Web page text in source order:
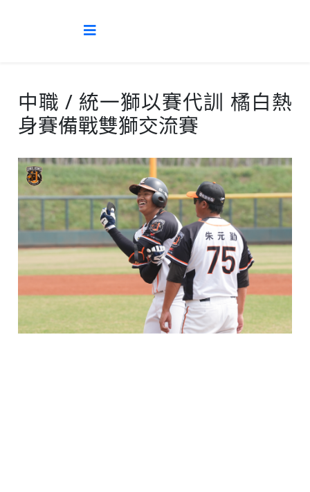
中職 / 統一獅以賽代訓 橘白熱
身賽備戰雙獅交流賽